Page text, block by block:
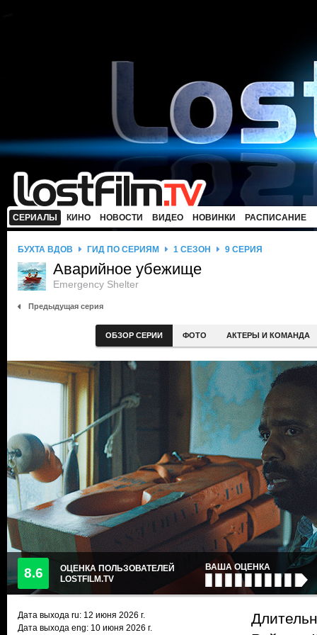
СЕРИАЛЫ КИНО НОВОСТИ ВИДЕО НОВИНКИ РАСПИСАНИЕ
БУХТА ВДОВ ГИД ПО СЕРИЯМ 1 СЕЗОН 9 СЕРИЯ
Аварийное убежище
Emergency Shelter
Предыдущая серия
ОБЗОР СЕРИИ ФОТО АКТЕРЫ И КОМАНДА
8.6
ОЦЕНКА ПОЛЬЗОВАТЕЛЕЙ
LOSTFILM.TV
ВАША ОЦЕНКА
Дата выхода ru: 12 июня 2026 г.
Дата выхода eng: 10 июня 2026 г.